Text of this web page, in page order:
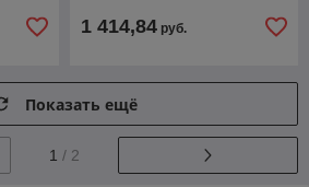
1 414,84 руб.
Показать ещё
1 / 2